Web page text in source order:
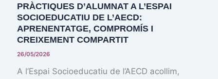
PRÀCTIQUES D’ALUMNAT A L’ESPAI
SOCIOEDUCATIU DE L’AECD:
APRENENTATGE, COMPROMÍS I
CREIXEMENT COMPARTIT
26/05/2026
A l’Espai Socioeducatiu de l’AECD acollim,